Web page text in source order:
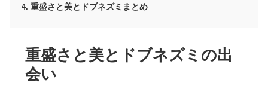
重盛さと美とドブネズミまとめ
重盛さと美とドブネズミの出
会い